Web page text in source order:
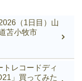
（1日目）山
苫小牧市
トレコードディ
」買ってみた